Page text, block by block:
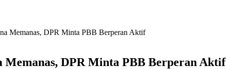
Memanas, DPR Minta PBB Berperan Aktif
DPR Minta PBB Berperan Aktif